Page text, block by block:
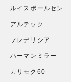
ルイスポールセン
アルテック
フレデリシア
ハーマンミラー
カリモク60